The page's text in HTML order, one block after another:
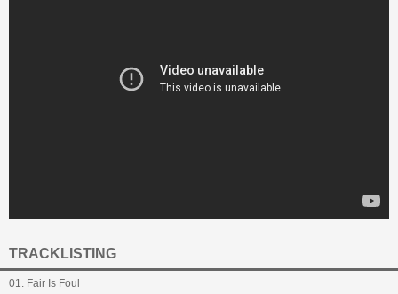
TRACKLISTING
01. Fair Is Foul